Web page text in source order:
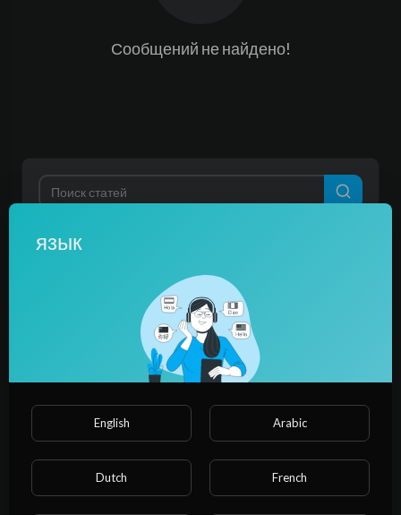
Сообщений не найдено!
Фильм и анимация Музыка
Домашние животные Виды спорта
Путешествия и события азартные игры
Люди и блоги
Развлекательная программа Новости и политика
Неприбыль и активизм
язык
English Arabic
Dutch French